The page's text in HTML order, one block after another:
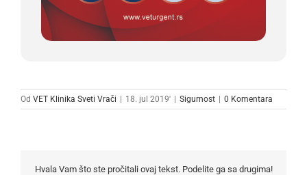
Od VET Klinika Sveti Vrači 18. jul 2019' Sigurnost 0 Komentara
Hvala Vam što ste pročitali ovaj tekst. Podelite ga sa drugima!